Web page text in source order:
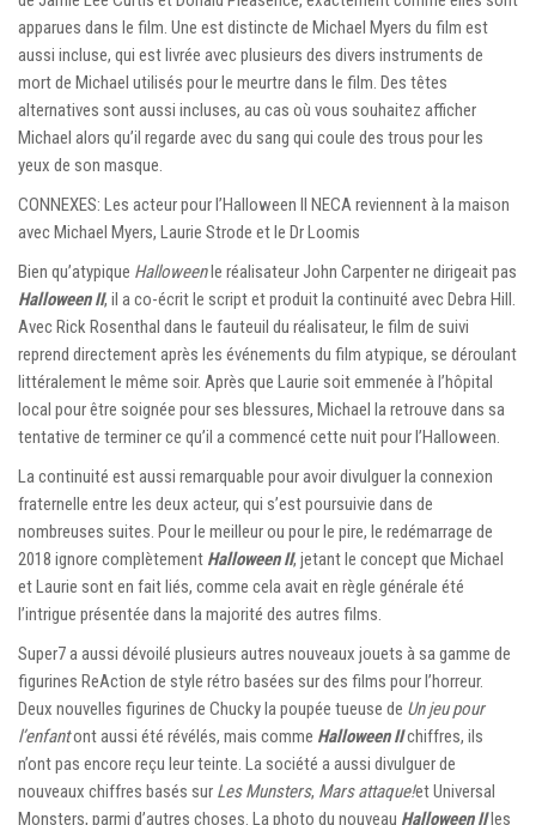
apparues dans le film. Une est distincte de Michael Myers du film est
aussi incluse, qui est livrée avec plusieurs des divers instruments de
mort de Michael utilisés pour le meurtre dans le film. Des têtes
alternatives sont aussi incluses, au cas où vous souhaitez afficher
Michael alors qu’il regarde avec du sang qui coule des trous pour les
yeux de son masque.
CONNEXES: Les acteur pour l’Halloween II NECA reviennent à la maison
avec Michael Myers, Laurie Strode et le Dr Loomis
Bien qu’atypique Halloweenle réalisateur John Carpenter ne dirigeait pas
Halloween II, il a co-écrit le script et produit la continuité avec Debra Hill.
Avec Rick Rosenthal dans le fauteuil du réalisateur, le film de suivi
reprend directement après les événements du film atypique, se déroulant
littéralement le même soir. Après que Laurie soit emmenée à l’hôpital
local pour être soignée pour ses blessures, Michael la retrouve dans sa
tentative de terminer ce qu’il a commencé cette nuit pour l’Halloween.
La continuité est aussi remarquable pour avoir divulguer la connexion
fraternelle entre les deux acteur, qui s’est poursuivie dans de
nombreuses suites. Pour le meilleur ou pour le pire, le redémarrage de
2018 ignore complètement Halloween II, jetant le concept que Michael
et Laurie sont en fait liés, comme cela avait en règle générale été
l’intrigue présentée dans la majorité des autres films.
Super7 a aussi dévoilé plusieurs autres nouveaux jouets à sa gamme de
figurines ReAction de style rétro basées sur des films pour l’horreur.
Deux nouvelles figurines de Chucky la poupée tueuse de Un jeu pour
l’enfantont aussi été révélés, mais comme Halloween IIchiffres, ils
n’ont pas encore reçu leur teinte. La société a aussi divulguer de
nouveaux chiffres basés sur Les Munsters, Mars attaque!et Universal
Monsters, parmi d’autres choses. La photo du nouveau Halloween IIles